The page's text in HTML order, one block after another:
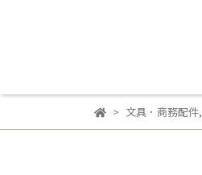
文具．商務配件,